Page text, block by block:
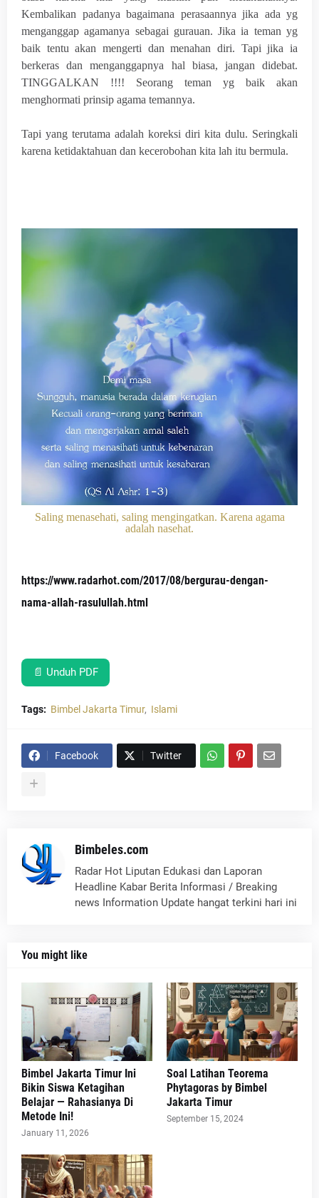
Kembalikan padanya bagaimana perasaannya jika ada yg
menganggap agamanya sebagai gurauan. Jika ia teman yg
baik tentu akan mengerti dan menahan diri. Tapi jika ia
berkeras dan menganggapnya hal biasa, jangan didebat.
TINGGALKAN !!!! Seorang teman yg baik akan
menghormati prinsip agama temannya.
Tapi yang terutama adalah koreksi diri kita dulu. Seringkali
karena ketidaktahuan dan kecerobohan kita lah itu bermula.
Saling menasehati, saling mengingatkan. Karena agama
adalah nasehat.
https://www.radarhot.com/2017/08/bergurau-dengan-
nama-allah-rasulullah.html
📄 Unduh PDF
Tags: Bimbel Jakarta Timur Islami
Facebook Twitter
Bimbeles.com
Radar Hot Liputan Edukasi dan Laporan
Headline Kabar Berita Informasi / Breaking
news Information Update hangat terkini hari ini
You might like
Bimbel Jakarta Timur Ini
Bikin Siswa Ketagihan
Belajar — Rahasianya Di
Metode Ini!
January 11, 2026
Soal Latihan Teorema
Phytagoras by Bimbel
Jakarta Timur
September 15, 2024